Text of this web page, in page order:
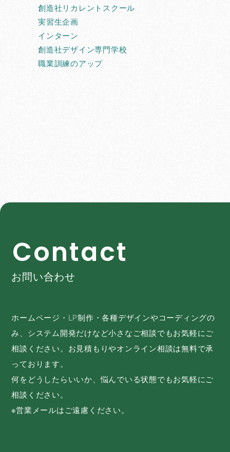
創造社リカレントスクール
実習生企画
インターン
創造社デザイン専門学校
職業訓練のアップ
Contact
お問い合わせ
ホームページ・LP制作・各種デザインやコーディングの
み、システム開発だけなど小さなご相談でもお気軽にご
相談ください。お見積もりやオンライン相談は無料で承
っております。
何をどうしたらいいか、悩んでいる状態でもお気軽にご
相談ください。
※営業メールはご遠慮ください。